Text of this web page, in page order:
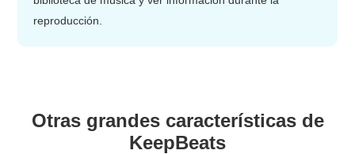
reproducción.
Otras grandes características de
KeepBeats